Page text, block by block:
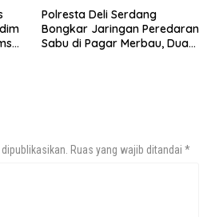
Polresta Deli Serdang
Bongkar Jaringan Peredaran
Sabu di Pagar Merbau, Dua
Ruas yang wajib ditandai *